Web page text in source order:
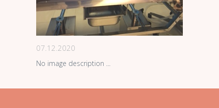
07.12.2020
No image description ...